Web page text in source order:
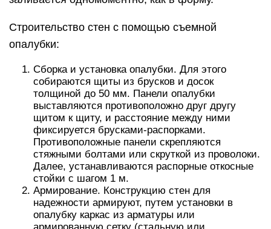
Строительство стен с помощью съемной
опалубки:
Сборка и установка опалубки. Для этого
собираются щиты из брусков и досок
толщиной до 50 мм. Панели опалубки
выставляются противоположно друг другу
щитом к щиту, и расстояние между ними
фиксируется брусками-распорками.
Противоположные панели скрепляются
стяжными болтами или скруткой из проволоки.
Далее, устанавливаются распорные откосные
стойки с шагом 1 м.
Армирование. Конструкцию стен для
надежности армируют, путем установки в
опалубку каркас из арматуры или